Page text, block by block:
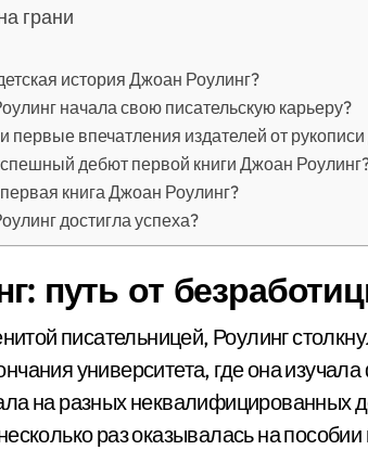
грани
история Джоан Роулинг?
начала свою писательскую карьеру?
первые впечатления издателей от
дебют первой книги Джоан
книга Джоан Роулинг?
достигла успеха?
путь от
писательницей, Роулинг
университета, где она
на разных неквалифицированных
раз оказывалась на